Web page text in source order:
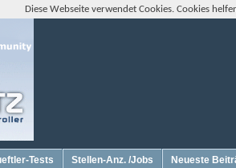
Tests Stellen-Anz. /Jobs Neueste
Diese Webseite verwendet Cookies. Cookies